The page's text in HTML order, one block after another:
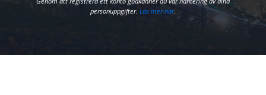
personuppgifter. Läs mer här.